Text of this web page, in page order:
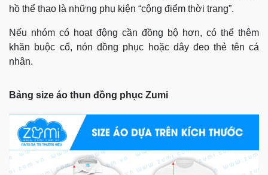
hồ thể thao là những phụ kiện “cộng điểm thời trang”.
Nếu nhóm có hoạt động cần đồng bộ hơn, có thể thêm
khăn buộc cổ, nón đồng phục hoặc dây đeo thẻ tên cá
nhân.
Bảng size áo thun đồng phục Zumi